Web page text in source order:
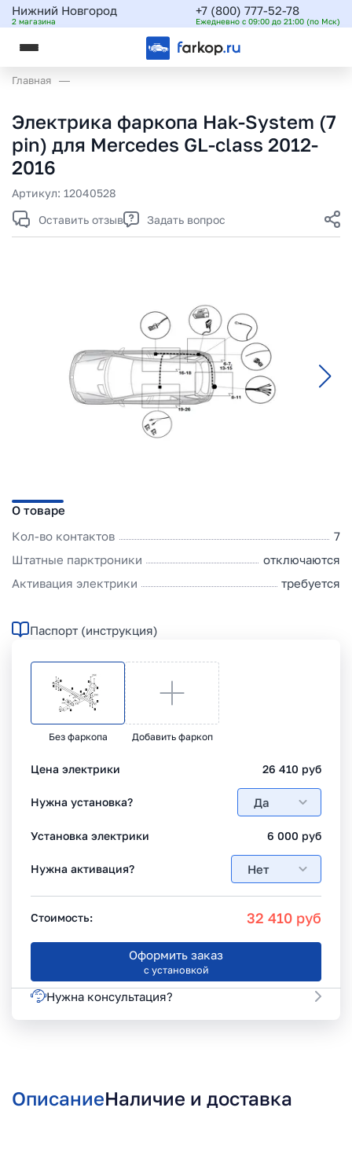
Нижний Новгород
2 магазина
+7 (800) 777-52-78
Ежедневно с 09:00 до 21:00 (по Мск)
Главная
Электрика фаркопа Hak-System (7
pin) для Mercedes GL-class 2012-
2016
Артикул: 12040528
Оставить отзыв
Задать вопрос
О товаре
Кол-во контактов
7
Штатные парктроники
отключаются
Активация электрики
требуется
Паспорт (инструкция)
Без фаркопа Добавить фаркоп
Цена электрики 26 410 руб
Нужна установка? Да
Установка электрики 6 000 руб
Нужна активация? Нет
Стоимость: 32 410 руб
Оформить заказ
с установкой
Нужна консультация?
ОписаниеНаличие и доставка